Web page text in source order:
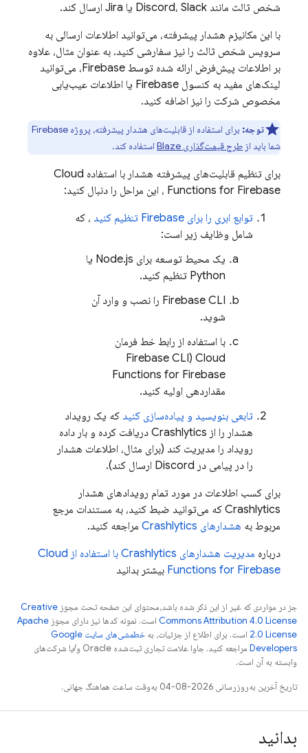
شخص ثالث مانند Discord، Slack یا Jira ارسال کند.
با این مکانیزم هشدار پیشرفته، می‌توانید اطلاعات ارسالی به
سرویس شخص ثالث را نیز سفارشی کنید. به عنوان مثال، علاوه
بر اطلاعات پیش‌فرض ارائه شده توسط Firebase، می‌توانید
لینک‌های مفید به کنسول Firebase یا اطلاعات عیب‌یابی
مخصوص شرکت را نیز اضافه کنید.
توجه:
برای استفاده از قابلیت‌های هشدار پیشرفته، پروژه Firebase
شما باید از طرح قیمت‌گذاری Blaze استفاده کند.
برای تنظیم قابلیت‌های پیشرفته هشدار با استفاده Cloud
Functions for Firebase ، این مراحل را دنبال کنید:
توابع ابری را برای Firebase تنظیم کنید
، که
شامل وظایف زیر است:
یک محیط توسعه برای Node.js یا
Python تنظیم کنید.
Firebase CLI را نصب و وارد آن
شوید.
با استفاده از رابط خط فرمان
Firebase CLI) Cloud
Functions for Firebase
مقداردهی اولیه کنید.
تابعی بنویسید و پیاده‌سازی کنید که یک رویداد
هشدار را از Crashlytics دریافت کرده و بار داده
رویداد را مدیریت کند (برای مثال، اطلاعات هشدار
را در پیامی در Discord ارسال کند).
برای کسب اطلاعات در مورد تمام رویدادهای هشدار
Crashlytics که می‌توانید ضبط کنید، به مستندات مرجع
مربوط به هشدارهای Crashlytics مراجعه کنید.
درباره مدیریت هشدارهای Crashlytics با استفاده از Cloud
Functions for Firebase بیشتر بدانید
جز در مواردی که غیر از این ذکر شده باشد،‌محتوای این صفحه تحت مجوز Creative
Commons Attribution 4.0 License است. نمونه کدها نیز دارای مجوز Apache
2.0 License است. برای اطلاع از جزئیات، به
خطمشی‌های سایت Google
Developers‏
مراجعه کنید. جاوا علامت تجاری ثبت‌شده Oracle و/یا شرکت‌های
وابسته به آن است.
تاریخ آخرین به‌روزرسانی 2026-08-04 به‌وقت ساعت هماهنگ جهانی.
بدانید